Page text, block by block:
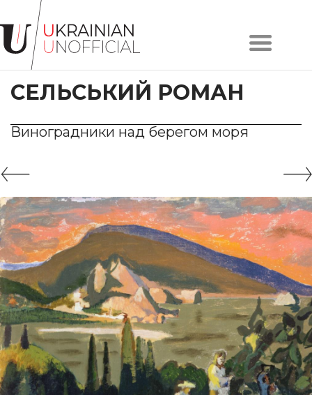
Головна
Про
проєкт
Художники
Твори
Контакти
#KYIV
#LVIV
UA
ENG
СЕЛЬСЬКИЙ РОМАН
Виноградники над берегом моря